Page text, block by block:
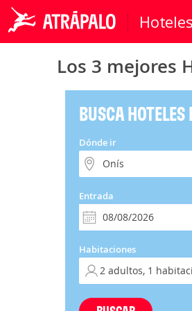
Hoteles
Los 3 mejores
BUSCA HOTELES
Dónde ir
Entrada
Habitaciones